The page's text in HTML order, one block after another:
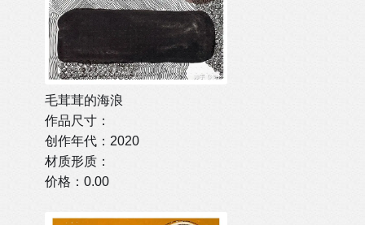
毛茸茸的海浪
作品尺寸：
创作年代：2020
材质形质：
价格：0.00